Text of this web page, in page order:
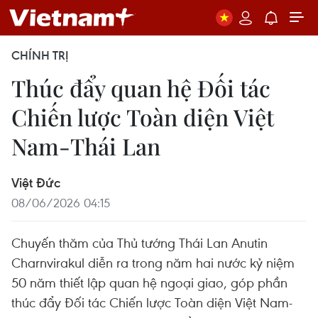
CHÍNH TRỊ
Thúc đẩy quan hệ Đối tác
Chiến lược Toàn diện Việt
Nam-Thái Lan
Việt Đức
08/06/2026 04:15
Chuyến thăm của Thủ tướng Thái Lan Anutin
Charnvirakul diễn ra trong năm hai nước kỷ niệm
50 năm thiết lập quan hệ ngoại giao, góp phần
thúc đẩy Đối tác Chiến lược Toàn diện Việt Nam-